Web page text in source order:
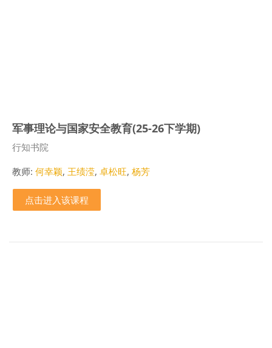
军事理论与国家安全教育(25-26下学期)
课程类别
行知书院
教师: 何幸颖, 王绩滢, 卓松旺, 杨芳
点击进入该课程